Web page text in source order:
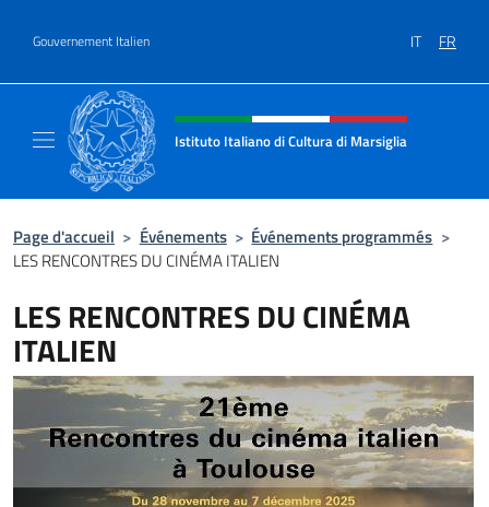
Gouvernement Italien IT FR
Site Web, social et en-tête de
Istituto Italiano di Cultura di Marsiglia
Page d'accueil > Événements > Événements programmés >
LES RENCONTRES DU CINÉMA ITALIEN
LES RENCONTRES DU CINÉMA
ITALIEN